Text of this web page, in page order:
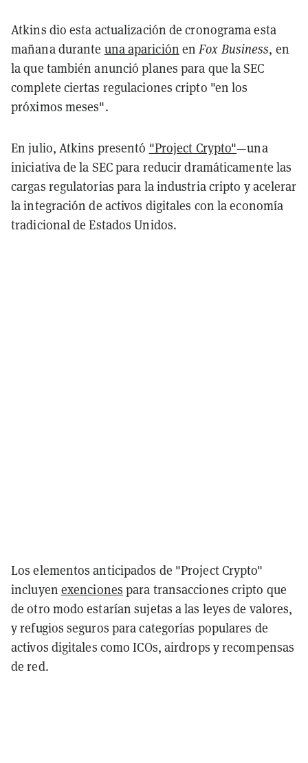
Atkins dio esta actualización de cronograma esta
mañana durante una aparición enFox Business, en
la que también anunció planes para que la SEC
complete ciertas regulaciones cripto "en los
próximos meses".
En julio, Atkins presentó "Project Crypto"—una
iniciativa de la SEC para reducir dramáticamente las
cargas regulatorias para la industria cripto y acelerar
la integración de activos digitales con la economía
tradicional de Estados Unidos.
Los elementos anticipados de "Project Crypto"
incluyen exenciones para transacciones cripto que
de otro modo estarían sujetas a las leyes de valores,
y refugios seguros para categorías populares de
activos digitales como ICOs, airdrops y recompensas
de red.